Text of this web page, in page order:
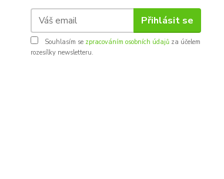
Přihlásit se
Souhlasím se zpracováním osobních údajů za účelem
rozesílky newsletteru.